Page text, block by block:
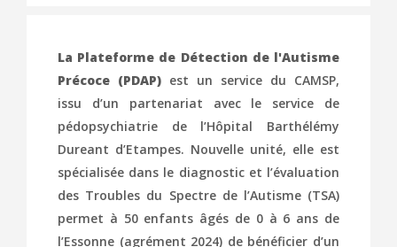
La Plateforme de Détection de l'Autisme
Précoce (PDAP) est un service du CAMSP,
issu d’un partenariat avec le service de
pédopsychiatrie de l’Hôpital Barthélémy
Dureant d’Etampes. Nouvelle unité, elle est
spécialisée dans le diagnostic et l’évaluation
des Troubles du Spectre de l’Autisme (TSA)
permet à 50 enfants âgés de 0 à 6 ans de
l’Essonne (agrément 2024) de bénéficier d’un